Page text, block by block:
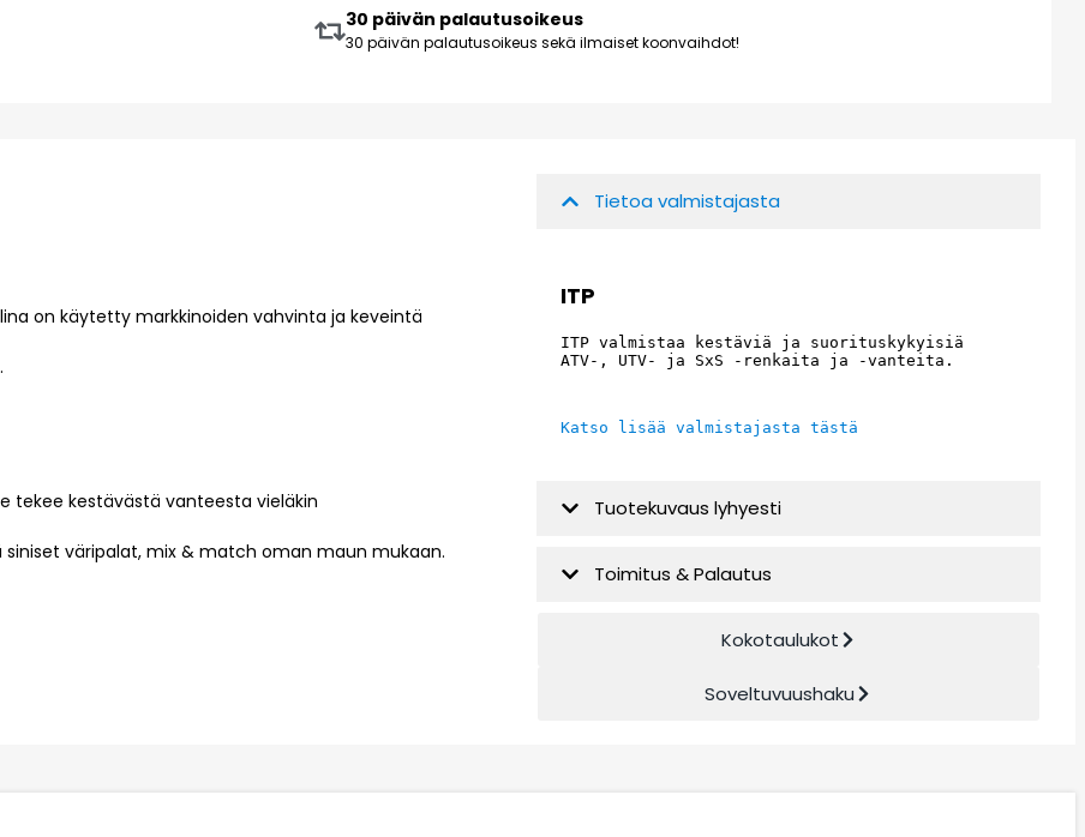
30 päivän palautusoikeus
30 päivän palautusoikeus sekä ilmaiset koonvaihdot!
on käytetty markkinoiden vahvinta ja keveintä
tekee kestävästä vanteesta vieläkin
väripalat, mix & match oman maun mukaan.
Tietoa valmistajasta
ITP
ITP valmistaa kestäviä ja suorituskykyisiä
ATV-, UTV- ja SxS -renkaita ja -vanteita.
Katso lisää valmistajasta tästä
Tuotekuvaus lyhyesti
Toimitus & Palautus
Kokotaulukot
Soveltuvuushaku